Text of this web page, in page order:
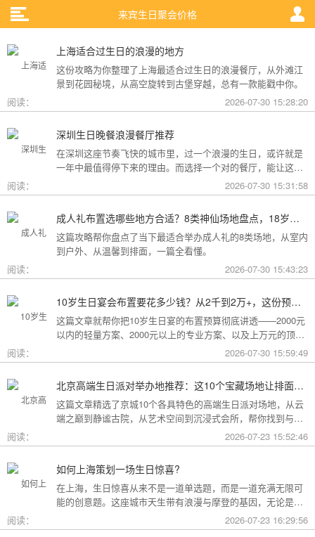
来宾生日聚会价格
上海适合过生日的浪漫的地方
这份攻略为你整理了上海最适合过生日的浪漫餐厅，从外滩江
景到花园秘境，从高空旋转到古堡穿越，总有一款能戳中你。
阅读：
2026-07-30 15:28:20
深圳生日晚餐浪漫餐厅推荐
在深圳这座节奏飞快的城市里，过一个浪漫的生日，或许就是
一年中最值得停下来的理由。而选择一个对的餐厅，能让这一
天从“普通”变成“终生难忘”。无论是俯瞰城市灯火的高空秘境，
还是被鲜花与海风包裹的梦幻露台，深圳从不缺乏仪式感。
阅读： 2026-07-30 15:31:58
成人礼布置选哪些地方合适？8类神仙场地盘点，18岁的仪式感从选对地方开始
这篇攻略帮你盘点了当下最适合举办成人礼的8类场地，从室内
到户外、从温馨到排面，一篇全看懂。
阅读：
2026-07-30 15:43:23
10岁生日宴会布置要花多少钱？从2千到2万+，这份预算攻略讲透了
这篇文章就帮你把10岁生日宴的布置预算彻底讲透——2000元
以内的轻量方案、2000元以上的专业方案、以及上万元的顶配
阅读： 2026-07-30 15:59:49
北京高端生日派对举办地推荐：这10个宝藏场地让排面与品味兼得
这篇文章精选了京城10个各具特色的高端生日派对场地，从云
端之巅到静谧古院，从艺术空间到沉浸式会所，帮你找到与心
阅读： 2026-07-23 15:52:46
如何上海策划一场生日惊喜?
在上海，生日惊喜从来不是一道单选题，而是一道充满无限可
能的创意题。这座城市天生带有浪漫与摩登的基因，无论是外
滩的璀璨夜景，还是梧桐树下的老洋房，都为策划惊喜提供了
无尽的灵感
阅读： 2026-07-23 16:29:56